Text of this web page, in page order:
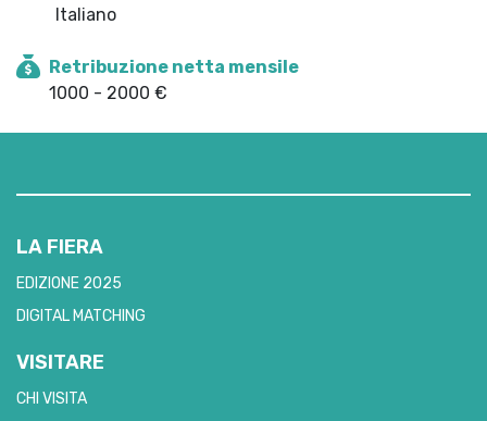
Italiano
Retribuzione netta mensile
1000 - 2000 €
LA FIERA
EDIZIONE 2025
DIGITAL MATCHING
VISITARE
CHI VISITA